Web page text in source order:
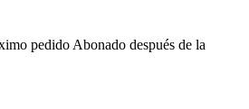
pedido Abonado después de la